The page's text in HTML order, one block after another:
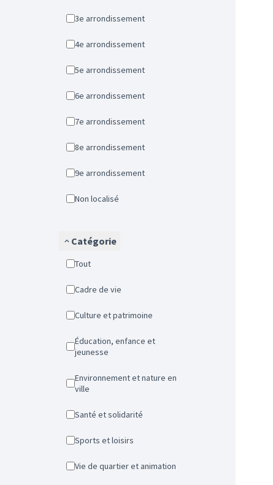
3e arrondissement
4e arrondissement
5e arrondissement
6e arrondissement
7e arrondissement
8e arrondissement
9e arrondissement
Non localisé
Catégorie
Tout
Cadre de vie
Culture et patrimoine
Éducation, enfance et
jeunesse
Environnement et nature en
ville
Santé et solidarité
Sports et loisirs
Vie de quartier et animation